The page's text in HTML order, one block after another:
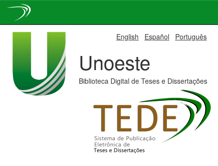
English Español Português
Unoeste
Biblioteca Digital de Teses e Dissertações